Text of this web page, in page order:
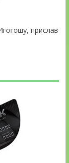
прислав